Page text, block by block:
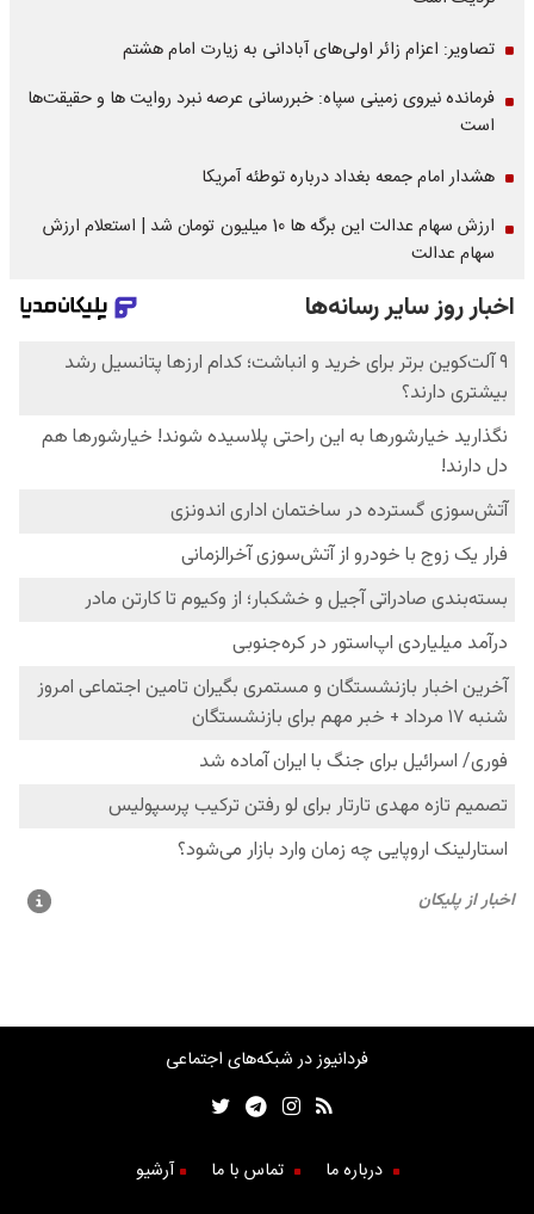
تصاویر: اعزام زائر اولی‌های آبادانی به زیارت امام هشتم
فرمانده نیروی زمینی سپاه: خبررسانی عرصه نبرد روایت ها و حقیقت‌ها
است
هشدار امام جمعه بغداد درباره توطئه آمریکا
ارزش سهام عدالت این برگه ها 10 میلیون تومان شد | استعلام ارزش
سهام عدالت
فردانیوز در شبکه‌های اجتماعی
درباره ما تماس با ما آرشیو